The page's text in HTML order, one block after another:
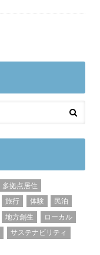
多拠点居住
旅行 体験
民泊
地方創生
ローカル
サステナビリティ